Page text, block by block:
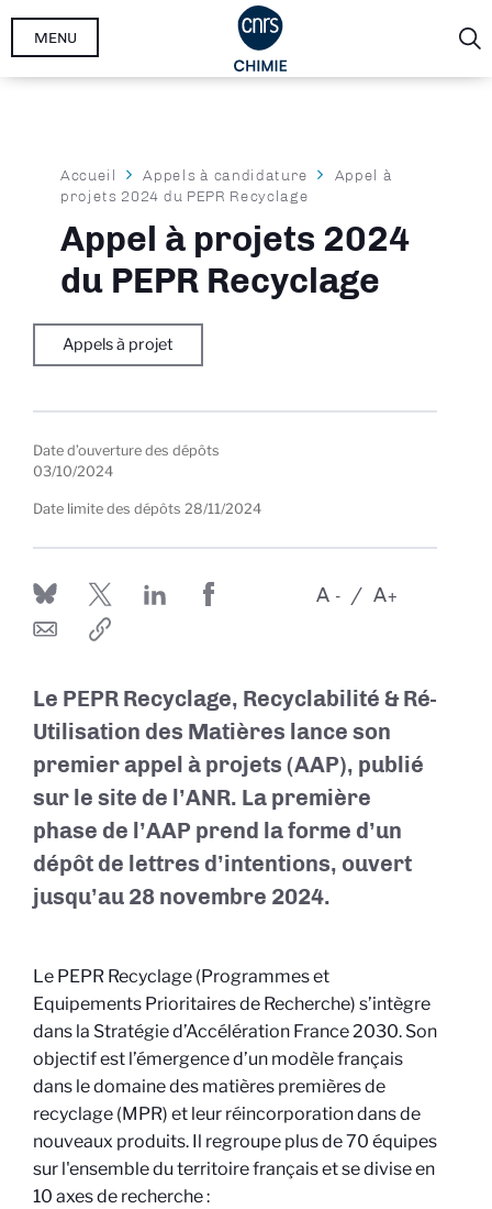
Aller
MENU
Fil
d'Ariane
Accueil Appels à candidature
Appel à
projets 2024 du PEPR Recyclage
Appel à projets 2024
du PEPR Recyclage
Appels à projet
Date d’ouverture des dépôts
03/10/2024
Date limite des dépôts 28/11/2024
-
A +
A
Le PEPR Recyclage, Recyclabilité & Ré-
Utilisation des Matières lance son
premier appel à projets (AAP), publié
sur le site de l’ANR. La première
phase de l’AAP prend la forme d’un
dépôt de lettres d’intentions, ouvert
jusqu’au 28 novembre 2024.
Le PEPR Recyclage (Programmes et
Equipements Prioritaires de Recherche) s’intègre
dans la Stratégie d’Accélération France 2030. Son
objectif est l’émergence d’un modèle français
dans le domaine des matières premières de
recyclage (MPR) et leur réincorporation dans de
nouveaux produits. Il regroupe plus de 70 équipes
sur l'ensemble du territoire français et se divise en
10 axes de recherche :